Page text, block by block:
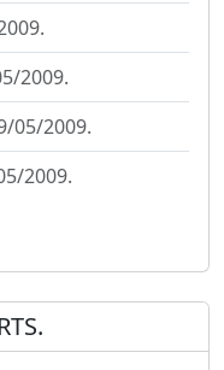
2009.
05/2009.
2009.